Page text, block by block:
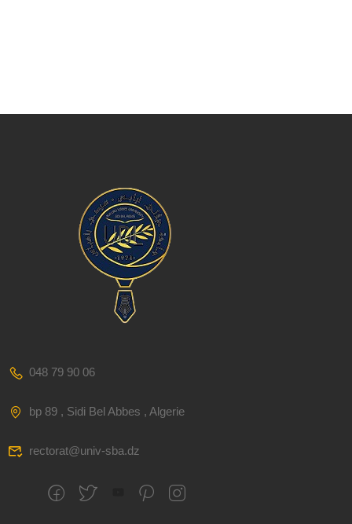
048 79 90 06
bp 89 , Sidi Bel Abbes , Algerie
rectorat@univ-sba.dz